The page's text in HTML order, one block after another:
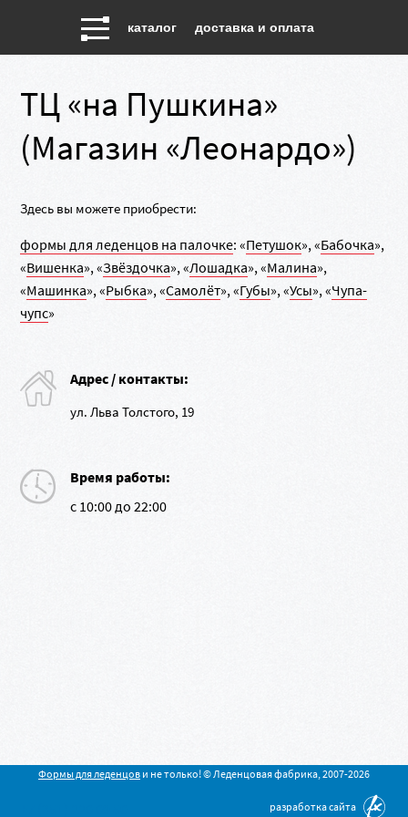
каталог доставка и оплата
ТЦ «на Пушкина»
(Магазин «Леонардо»)
Здесь вы можете приобрести:
формы для леденцов на палочке: «Петушок», «Бабочка»,
«Вишенка», «Звёздочка», «Лошадка», «Малина»,
«Машинка», «Рыбка», «Самолёт», «Губы», «Усы», «Чупа-
чупс»
Адрес / контакты:
ул. Льва Толстого, 19
Время работы:
с 10:00 до 22:00
Формы для леденцов и не только! © Леденцовая фабрика, 2007-2026
разработка сайта